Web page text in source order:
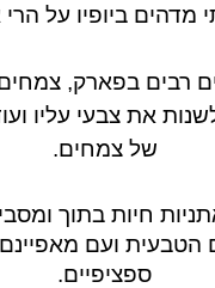
מדהים ביופיו על הרי
רבים בפארק,
של צמחים.
חיות בתוך
ועם מאפיינם
ספציפיים.